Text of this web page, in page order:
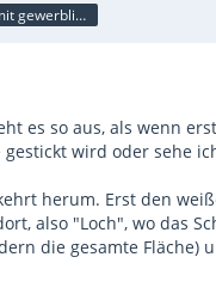
Mitglieder mit gewerblicher Verbindung, auch als Mitarbeiter/in
es so aus, als wenn
wird oder sehe
herum. Erst den
also "Loch", wo das
die gesamte Fläche)